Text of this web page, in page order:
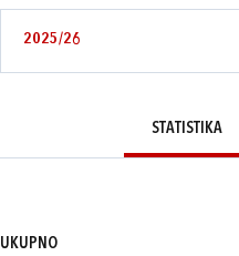
2025/26
STATISTIKA
UKUPNO